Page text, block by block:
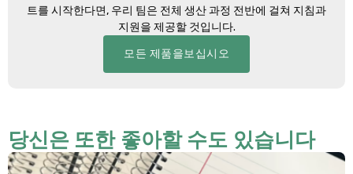
트를 시작한다면, 우리 팀은 전체 생산 과정 전반에 걸쳐 지침과
지원을 제공할 것입니다.
모든 제품을보십시오
당신은 또한 좋아할 수도 있습니다